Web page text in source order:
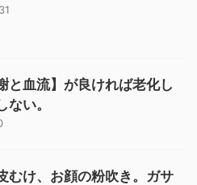
と血流】が良ければ老化し
ない。
むけ、お顔の粉吹き。ガサ